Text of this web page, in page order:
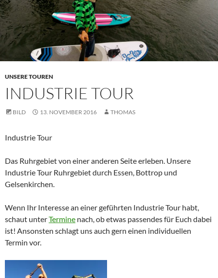
UNSERE TOUREN
INDUSTRIE TOUR
BILD 13. NOVEMBER 2016 THOMAS
Industrie Tour
Das Ruhrgebiet von einer anderen Seite erleben. Unsere
Industrie Tour Ruhrgebiet durch Essen, Bottrop und
Gelsenkirchen.
Wenn Ihr Interesse an einer geführten Industrie Tour habt,
schaut unterTermine nach, ob etwas passendes für Euch dabei
ist! Ansonsten schlagt uns auch gern einen individuellen
Termin vor.